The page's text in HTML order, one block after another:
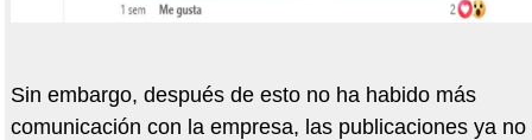
Sin embargo, después de esto no ha habido más
comunicación con la empresa, las publicaciones ya no